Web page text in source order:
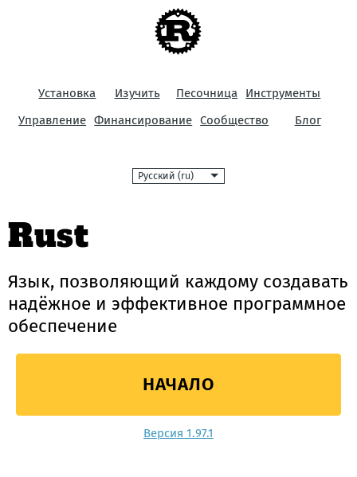
Установка Изучить Песочница
Инструменты
Управление Финансирование Сообщество Блог
Язык
Rust
Язык, позволяющий каждому создавать
надёжное и эффективное программное
обеспечение
НАЧАЛО
Версия 1.97.1